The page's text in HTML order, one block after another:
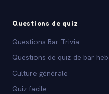
Questions de quiz
Questions Bar Trivia
Questions de quiz de bar
Culture générale
Quiz facile